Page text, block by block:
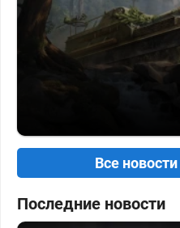
Все
Последние новости